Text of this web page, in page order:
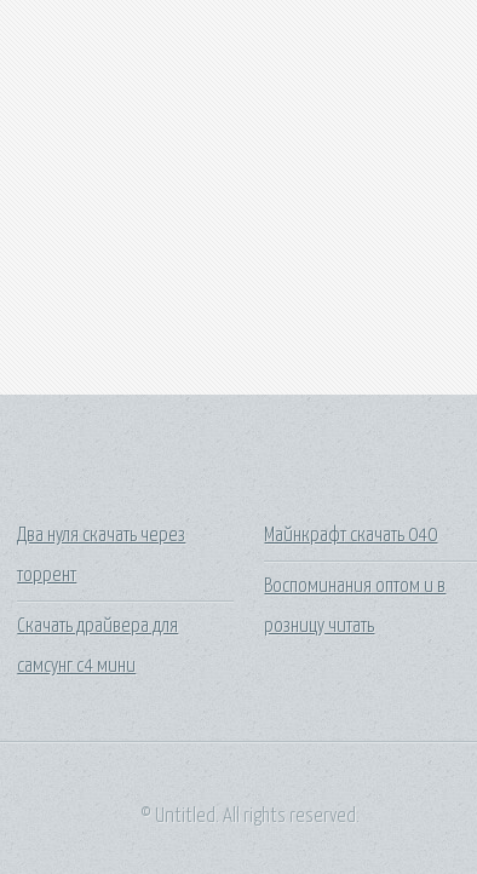
Два нуля скачать через
торрент
Скачать драйвера для
самсунг с4 мини
Майнкрафт скачать 040
Воспоминания оптом и в
розницу читать
© Untitled. All rights reserved.